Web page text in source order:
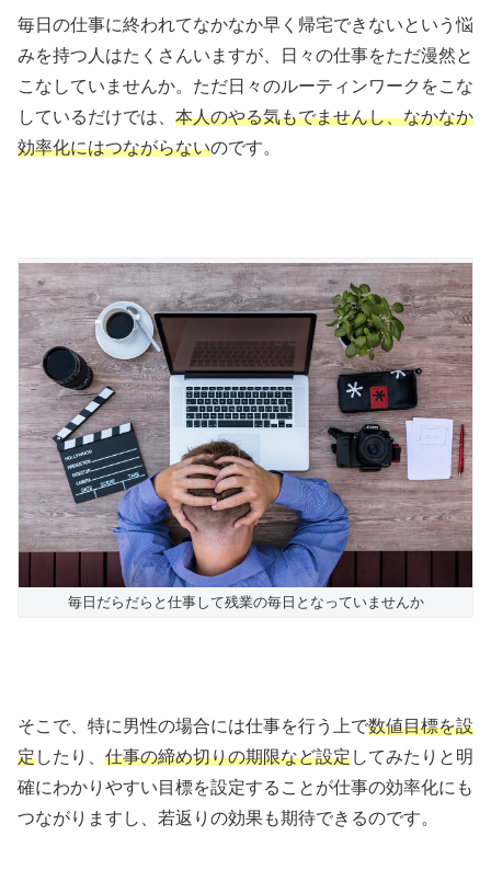
毎日の仕事に終われてなかなか早く帰宅できないという悩
みを持つ人はたくさんいますが、日々の仕事をただ漫然と
こなしていませんか。ただ日々のルーティンワークをこな
しているだけでは、 本人のやる気もでませんし、なかなか
効率化にはつながらないのです。
毎日だらだらと仕事して残業の毎日となっていませんか
そこで、特に男性の場合には仕事を行う上で数値目標を設
定したり、 仕事の締め切りの期限など設定してみたりと明
確にわかりやすい目標を設定することが仕事の効率化にも
つながりますし、若返りの効果も期待できるのです。